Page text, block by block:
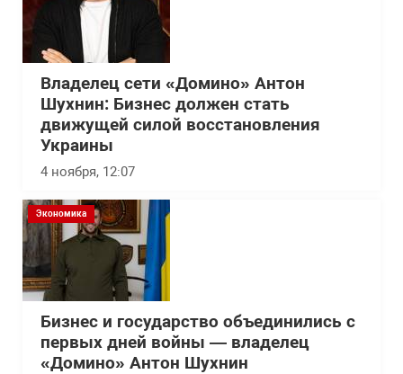
Владелец сети «Домино» Антон
Шухнин: Бизнес должен стать
движущей силой восстановления
Украины
4 ноября, 12:07
Экономика
Бизнес и государство объединились с
первых дней войны — владелец
«Домино» Антон Шухнин